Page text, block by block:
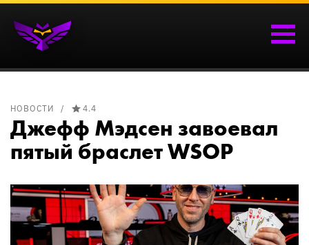
НОВОСТИ 4.4
Джефф Мэдсен завоевал
пятый браслет WSOP